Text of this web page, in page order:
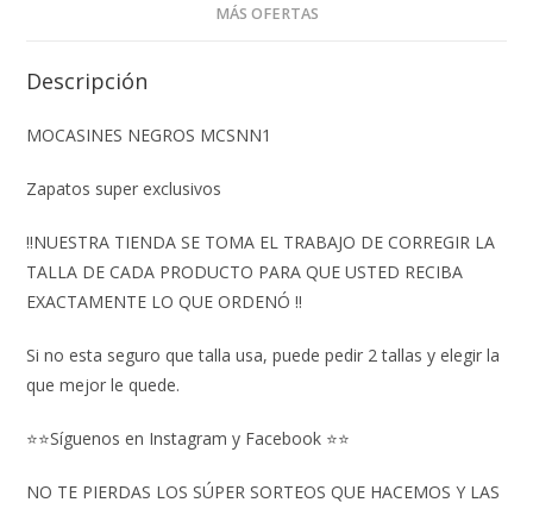
MÁS OFERTAS
Descripción
MOCASINES NEGROS MCSNN1
Zapatos super exclusivos
‼️NUESTRA TIENDA SE TOMA EL TRABAJO DE CORREGIR LA
TALLA DE CADA PRODUCTO PARA QUE USTED RECIBA
EXACTAMENTE LO QUE ORDENÓ ‼️
Si no esta seguro que talla usa, puede pedir 2 tallas y elegir la
que mejor le quede.
⭐⭐Síguenos en Instagram y Facebook ⭐⭐
NO TE PIERDAS LOS SÚPER SORTEOS QUE HACEMOS Y LAS